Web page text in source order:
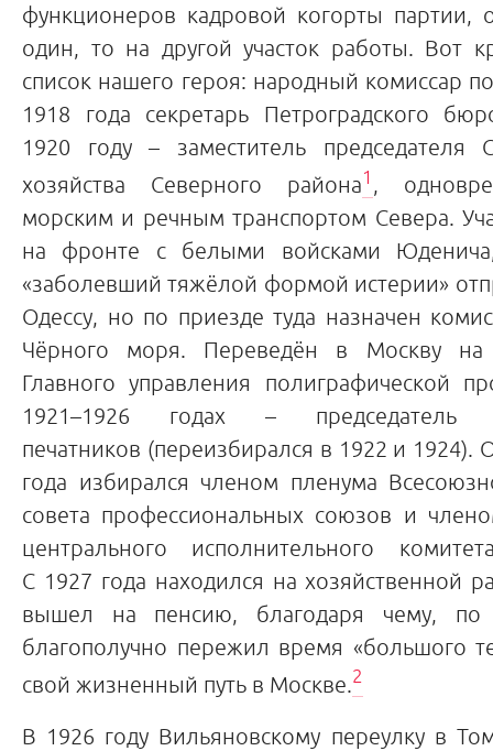
функционеров кадровой когорты партии,
один, то на другой участок работы. Вот
список нашего героя: народный комиссар
1918 года секретарь Петроградского
1920 году – заместитель председателя
хозяйства Северного района1
,
морским и речным транспортом Севера.
на фронте с белыми войсками
«заболевший тяжёлой формой истерии»
Одессу, но по приезде туда назначен
Чёрного моря. Переведён в Москву на
Главного управления полиграфической
1921–1926 годах –
печатников (переизбирался в 1922 и 1924).
года избирался членом пленума
совета профессиональных союзов и
центрального исполнительного
С 1927 года находился на хозяйственной
вышел на пенсию, благодаря чему, по
благополучно пережил время «большого
свой жизненный путь в Москве. 2
В 1926 году Вильяновскому переулку в